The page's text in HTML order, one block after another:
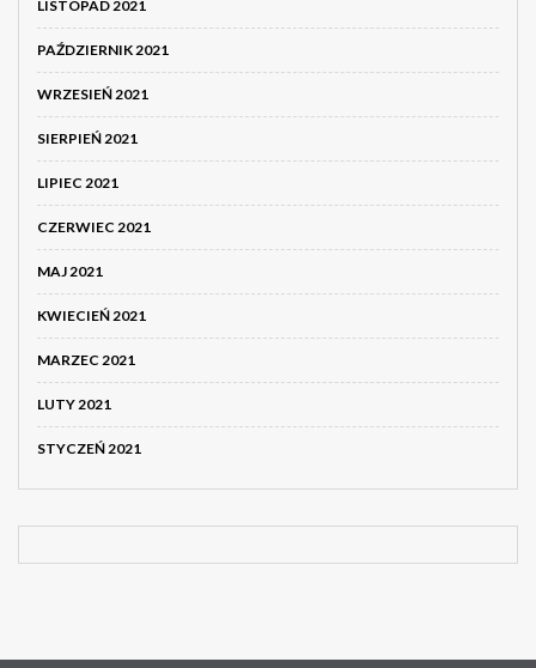
LISTOPAD 2021
PAŹDZIERNIK 2021
WRZESIEŃ 2021
SIERPIEŃ 2021
LIPIEC 2021
CZERWIEC 2021
MAJ 2021
KWIECIEŃ 2021
MARZEC 2021
LUTY 2021
STYCZEŃ 2021